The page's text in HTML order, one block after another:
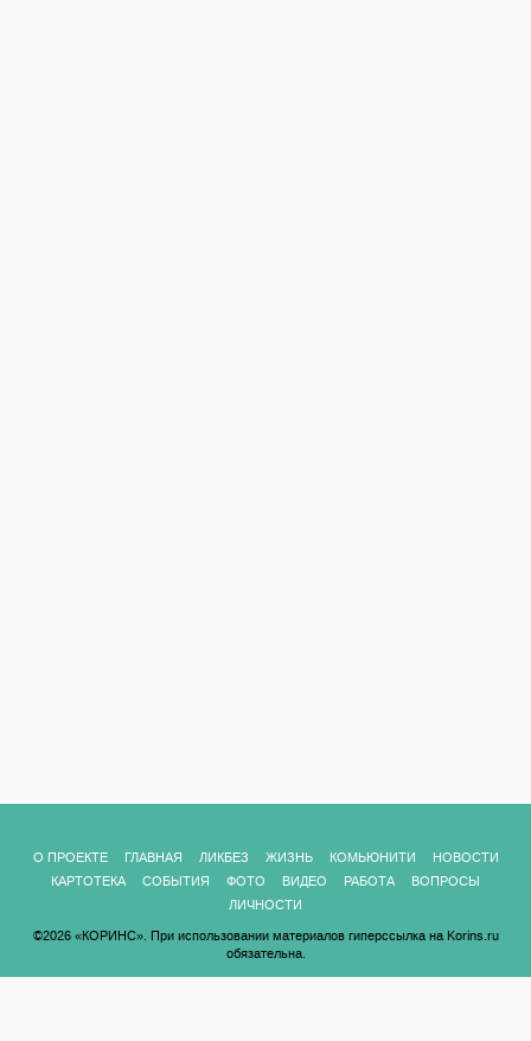
О ПРОЕКТЕ ГЛАВНАЯ ЛИКБЕЗ ЖИЗНЬ КОМЬЮНИТИ
НОВОСТИ
КАРТОТЕКА
СОБЫТИЯ ФОТО ВИДЕО РАБОТА
ВОПРОСЫ
ЛИЧНОСТИ
©2026 «КОРИНС». При использовании материалов гиперссылка на Korins.ru
обязательна.